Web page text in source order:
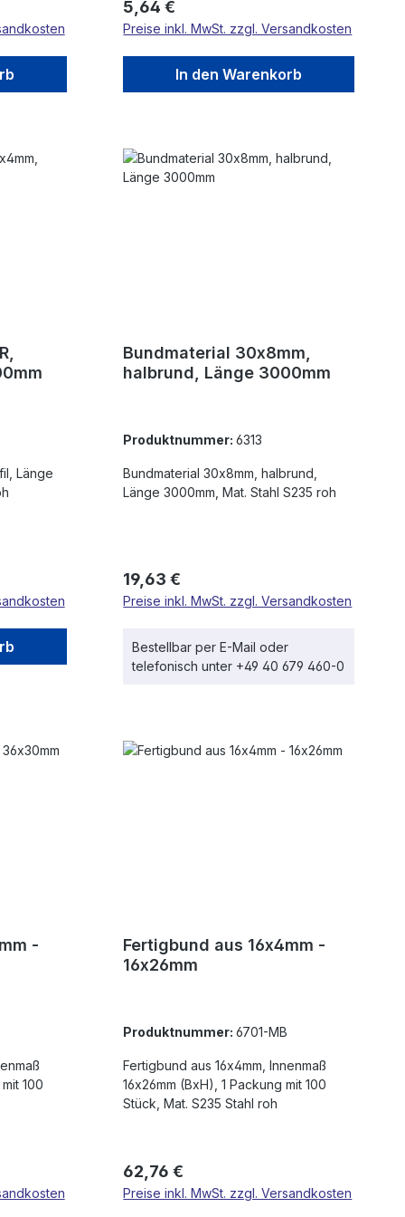
Regulärer Preis:
5,64 €
Preise inkl. MwSt. zzgl. Versandkosten
In den Warenkorb
Länge
Bundmaterial 30x8mm,
halbrund, Länge 3000mm
Produktnummer:6313
Bundmaterial 30x8mm, halbrund,
Länge 3000mm, Mat. Stahl S235 roh
Regulärer Preis:
19,63 €
Preise inkl. MwSt. zzgl. Versandkosten
Bestellbar per E-Mail oder
telefonisch unter +49 40 679 460-0
-
100
Fertigbund aus 16x4mm -
16x26mm
Produktnummer:6701-MB
Fertigbund aus 16x4mm, Innenmaß
16x26mm (BxH), 1 Packung mit 100
Stück, Mat. S235 Stahl roh
Regulärer Preis:
62,76 €
Preise inkl. MwSt. zzgl. Versandkosten